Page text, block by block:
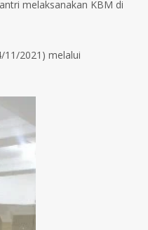
melaksanakan KBM di
11/2021) melalui